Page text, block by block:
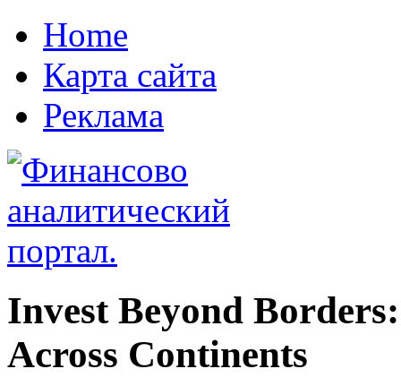
Home
Карта сайта
Реклама
Invest Beyond
Across Continents